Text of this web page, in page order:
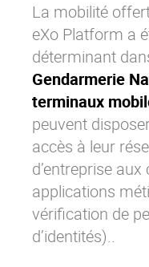
La mobilité
eXo Platform a
déterminant
Gendarmerie
terminaux
peuvent
accès à leur
d’entreprise
applications
vérification de
d’identités)..